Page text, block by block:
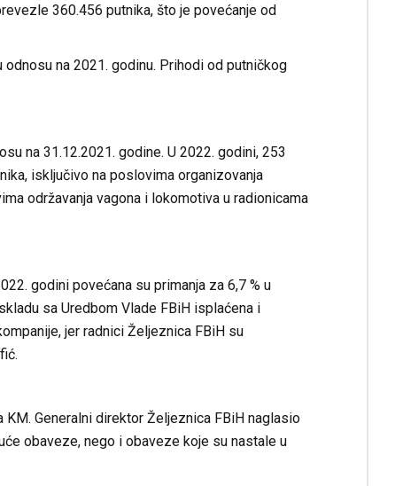
360.456 putnika, što je povećanje od
na 2021. godinu. Prihodi od putničkog
na 31.12.2021. godine. U 2022. godini, 253
isključivo na poslovima organizovanja
održavanja vagona i lokomotiva u radionicama
godini povećana su primanja za 6,7 % u
sa Uredbom Vlade FBiH isplaćena i
jer radnici Željeznica FBiH su
Generalni direktor Željeznica FBiH naglasio
obaveze, nego i obaveze koje su nastale u